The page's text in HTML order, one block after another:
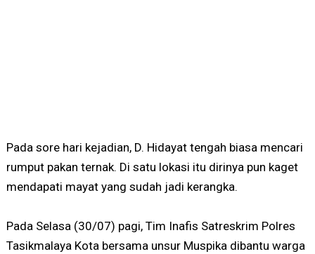
Pada sore hari kejadian, D. Hidayat tengah biasa mencari
rumput pakan ternak. Di satu lokasi itu dirinya pun kaget
mendapati mayat yang sudah jadi kerangka.
Pada Selasa (30/07) pagi, Tim Inafis Satreskrim Polres
Tasikmalaya Kota bersama unsur Muspika dibantu warga